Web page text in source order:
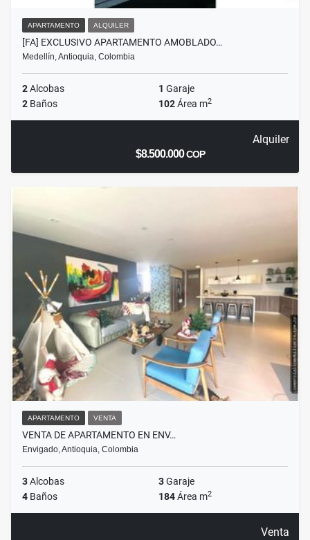
APARTAMENTO ALQUILER
[FA] EXCLUSIVO APARTAMENTO AMOBLADO…
Medellín, Antioquia, Colombia
2Alcobas 1 Garaje
2 Baños 102Área m2
Alquiler
$8.500.000COP
APARTAMENTO VENTA
VENTA DE APARTAMENTO EN ENV…
Envigado, Antioquia, Colombia
3Alcobas 3Garaje
4 Baños 184Área m2
Venta